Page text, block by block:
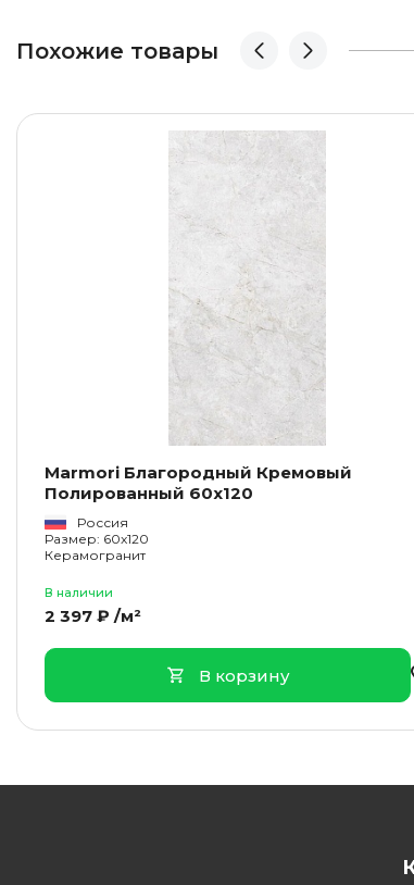
Похожие товары
Marmori Благородный Кремовый
Полированный 60x120
Россия
Размер: 60x120
Керамогранит
В наличии
2 397 ₽ /м²
В корзину